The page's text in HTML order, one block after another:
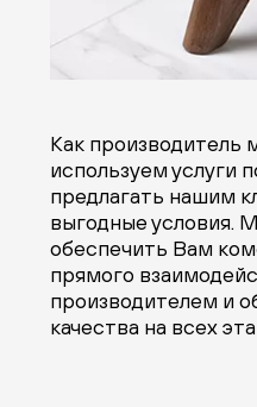
Как производитель
используем услуги
предлагать нашим
выгодные условия.
обеспечить Вам
прямого
производителем и
качества на всех